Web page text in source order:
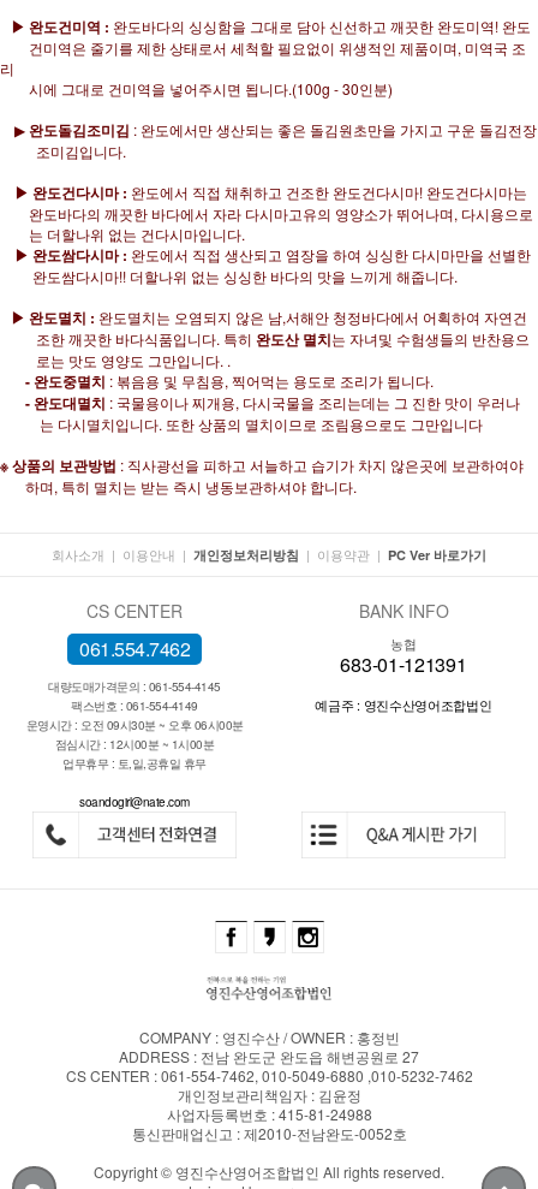
▶ 완도건미역 : 완도바다의 싱싱함을 그대로 담아 신선하고 깨끗한 완도미역! 완도
건미역은 줄기를 제한 상태로서 세척할 필요없이 위생적인 제품이며, 미역국 조
리
시에 그대로 건미역을 넣어주시면 됩니다.(100g - 30인분)
▶완도돌김조미김 : 완도에서만 생산되는 좋은 돌김원초만을 가지고 구운 돌김전장
조미김입니다.
▶ 완도건다시마 : 완도에서 직접 채취하고 건조한 완도건다시마! 완도건다시마는
완도바다의 깨끗한 바다에서 자라 다시마고유의 영양소가 뛰어나며, 다시용으로
는 더할나위 없는 건다시마입니다.
▶ 완도쌈다시마 : 완도에서 직접 생산되고 염장을 하여 싱싱한 다시마만을 선별한
완도쌈다시마!! 더할나위 없는 싱싱한 바다의 맛을 느끼게 해줍니다.
▶ 완도멸치 : 완도멸치는 오염되지 않은 남,서해안 청정바다에서 어획하여 자연건
조한 깨끗한 바다식품입니다. 특히 완도산 멸치는 자녀및 수험생들의 반찬용으
로는 맛도 영양도 그만입니다. .
- 완도중멸치 : 볶음용 및 무침용, 찍어먹는 용도로 조리가 됩니다.
- 완도대멸치 : 국물용이나 찌개용, 다시국물을 조리는데는 그 진한 맛이 우러나
는 다시멸치입니다. 또한 상품의 멸치이므로 조림용으로도 그만입니다
※ 상품의 보관방법 : 직사광선을 피하고 서늘하고 습기가 차지 않은곳에 보관하여야
하며, 특히 멸치는 받는 즉시 냉동보관하셔야 합니다.
회사소개 | 이용안내 | 개인정보처리방침 | 이용약관 | PC Ver 바로가기
CS CENTER
061.554.7462
대량도매가격문의 : 061-554-4145
팩스번호 : 061-554-4149
운영시간 : 오전 09시30분 ~ 오후 06시00분
점심시간 : 12시00분 ~ 1시00분
업무휴무 : 토,일,공휴일 휴무
soandogirl@nate.com
BANK INFO
농협
683-01-121391
예금주 : 영진수산영어조합법인
COMPANY : 영진수산 / OWNER : 홍정빈
ADDRESS : 전남 완도군 완도읍 해변공원로 27
CS CENTER : 061-554-7462, 010-5049-6880 ,010-5232-7462
개인정보관리책임자 : 김윤정
사업자등록번호 : 415-81-24988
통신판매업신고 : 제2010-전남완도-0052호
Copyright © 영진수산영어조합법인 All rights reserved.